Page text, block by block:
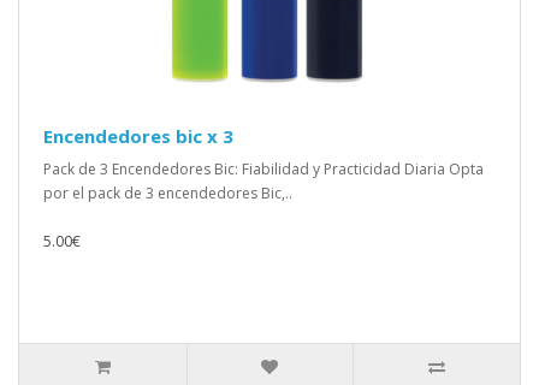
Encendedores bic x 3
Pack de 3 Encendedores Bic: Fiabilidad y Practicidad Diaria Opta
por el pack de 3 encendedores Bic,..
5.00€